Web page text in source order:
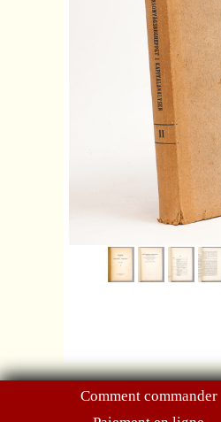
Comment commander